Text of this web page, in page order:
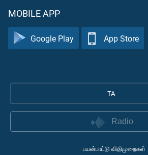
MOBILE APP
Google Play App Store
TA
Radio
பயன்பாட்டு விதிமுறைகள்